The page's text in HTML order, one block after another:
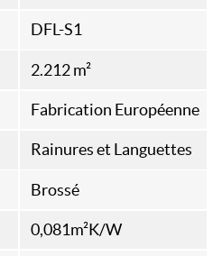
DFL-S1
2.212 m²
Fabrication Européenne
Rainures et Languettes
Brossé
0,081m²K/W